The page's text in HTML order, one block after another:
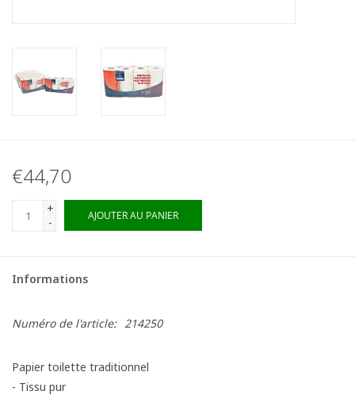
€44,70
+
-
AJOUTER AU PANIER
Informations
Numéro de l'article: 214250
Papier toilette traditionnel
- Tissu pur